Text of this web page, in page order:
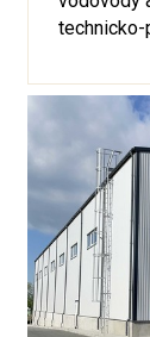
technicko-